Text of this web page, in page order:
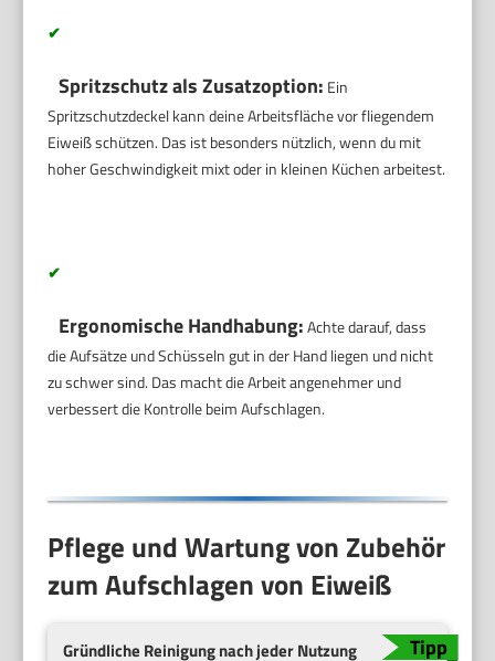
✔
Spritzschutz als Zusatzoption: Ein
Spritzschutzdeckel kann deine Arbeitsfläche vor fliegendem
Eiweiß schützen. Das ist besonders nützlich, wenn du mit
hoher Geschwindigkeit mixt oder in kleinen Küchen arbeitest.
✔
Ergonomische Handhabung:Achte darauf, dass
die Aufsätze und Schüsseln gut in der Hand liegen und nicht
zu schwer sind. Das macht die Arbeit angenehmer und
verbessert die Kontrolle beim Aufschlagen.
Pflege und Wartung von Zubehör
zum Aufschlagen von Eiweiß
Gründliche Reinigung nach jeder Nutzung